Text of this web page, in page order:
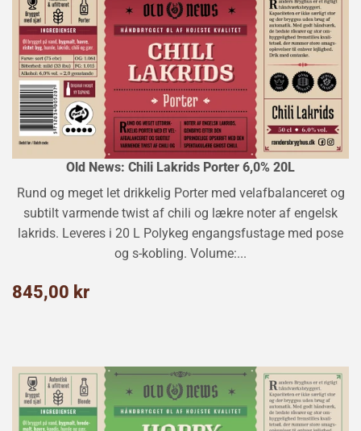
Old News: Chili Lakrids Porter 6,0% 20L
Rund og meget let drikkelig Porter med velafbalanceret og
subtilt varmende twist af chili og lækre noter af engelsk
lakrids. Leveres i 20 L Polykeg engangsfustage med pose
og s-kobling. Volume:...
Normalpris
845,00 kr